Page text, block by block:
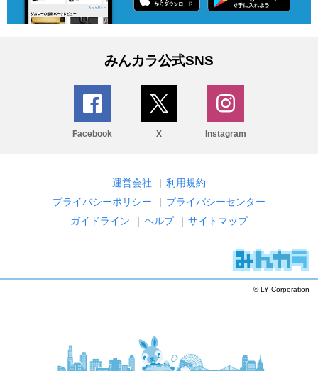
みんカラ公式SNS
Facebook X Instagram
運営会社 | 利用規約
プライバシーポリシー
| プライバシーセンター
ガイドライン
| ヘルプ | サイトマップ
© LY Corporation